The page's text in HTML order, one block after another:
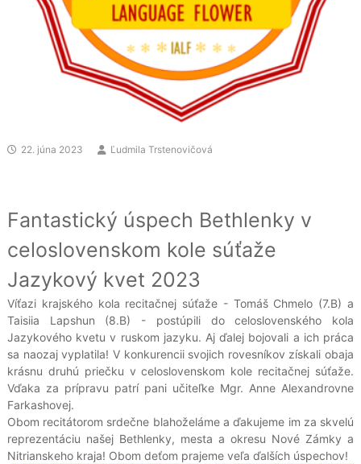
22. júna 2023 Ľudmila Trstenovičová
Fantastický úspech Bethlenky v
celoslovenskom kole súťaže
Jazykový kvet 2023
Víťazi krajského kola recitačnej súťaže - Tomáš Chmelo (7.B) a
Taisiia Lapshun (8.B) - postúpili do celoslovenského kola
Jazykového kvetu v ruskom jazyku. Aj ďalej bojovali a ich práca
sa naozaj vyplatila! V konkurencii svojich rovesníkov získali obaja
krásnu druhú priečku v celoslovenskom kole recitačnej súťaže.
Vďaka za prípravu patrí pani učiteľke Mgr. Anne Alexandrovne
Farkashovej.
Obom recitátorom srdečne blahoželáme a ďakujeme im za skvelú
reprezentáciu našej Bethlenky, mesta a okresu Nové Zámky a
Nitrianskeho kraja! Obom deťom prajeme veľa ďalších úspechov!